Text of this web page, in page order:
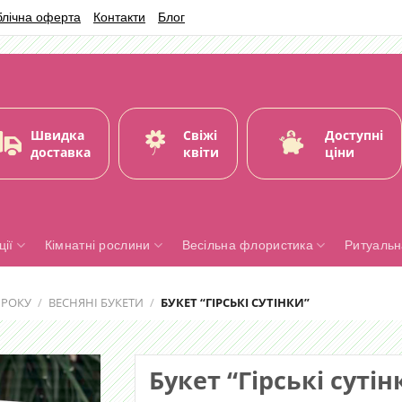
оферта Контакти Блог
Швидка
доставка
Свіжі
квіти
Доступні
ціни
Кімнатні рослини Весільна флористика
/ ВЕСНЯНІ БУКЕТИ / БУКЕТ “ГІРСЬКІ СУТІНКИ”
Букет “Гірські